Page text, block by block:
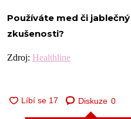
Používáte med či
zkušenosti?
Zdroj: Healthline
Diskuze 0